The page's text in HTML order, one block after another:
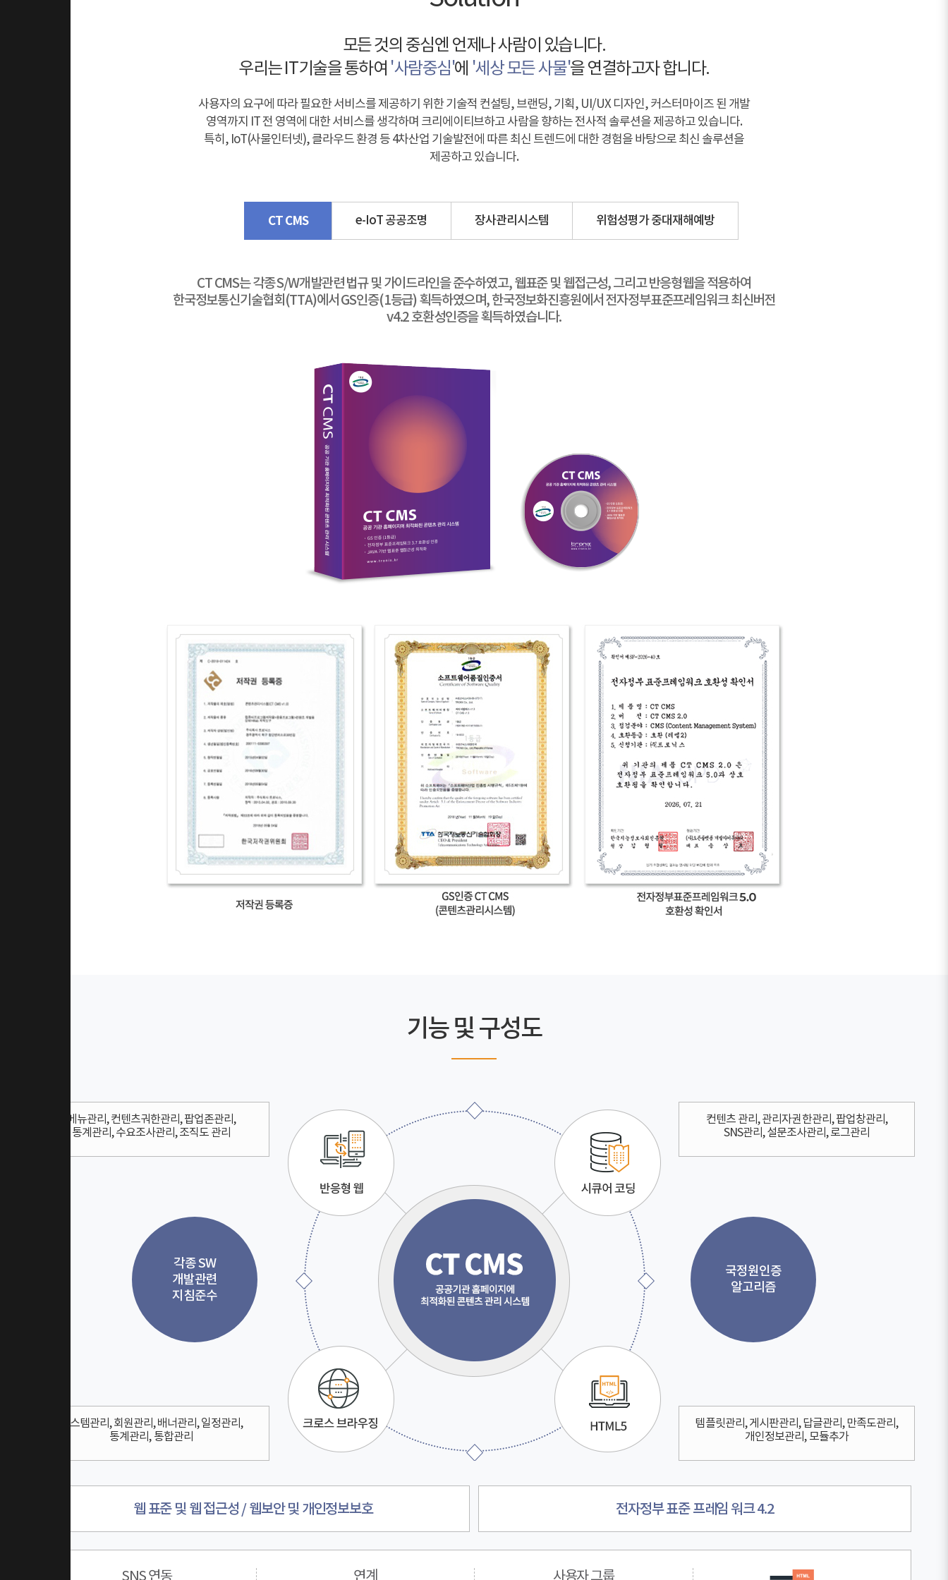
모든 것의 중심엔 언제나 사람이 있습니다.
우리는 IT기술을 통하여 '사람중심'에 '세상 모든 사물'을 연결하고자 합니다.
사용자의 요구에 따라 필요한 서비스를 제공하기 위한 기술적 컨설팅, 브랜딩, 기획, UI/UX 디자인, 커스터마이즈 된 개발
영역까지 IT 전 영역에 대한 서비스를 생각하며 크리에이티브하고 사람을 향하는 전사적 솔루션을 제공하고 있습니다.
특히, IoT(사물인터넷), 클라우드 환경 등 4차산업 기술발전에 따른 최신 트렌드에 대한 경험을 바탕으로 최신 솔루션을
제공하고 있습니다.
CT CMS e-IoT 공공조명 장사관리시스템 위험성평가 중대재해예방
CT CMS는 각종 S/W개발관련 법규 및 가이드라인을 준수하였고, 웹표준 및 웹접근성, 그리고 반응형웹을 적용하여
한국정보통신기술협회(TTA)에서 GS인증(1등급) 획득하였으며, 한국정보화진흥원에서 전자정부표준프레임워크 최신버전
v4.2 호환성인증을 획득하였습니다.
기능 및 구성도
각종 SW
개발관련
지침준수
국정원인증
알고리즘
메뉴관리, 컨텐츠궈한관리, 팝업존관리,
통계관리, 수요조사관리, 조직도 관리
컨텐츠 관리, 관리자권한관리, 팝업창관리,
SNS관리, 설문조사관리, 로그관리
시스템관리, 회원관리, 배너관리, 일정관리,
통계관리, 통합관리
템플릿관리, 게시판관리, 답글관리, 만족도관리,
개인정보관리, 모듈추가
웹 표준 및 웹 접근성 / 웹보안 및 개인정보보호 전자정부 표준 프레임 워크 4.2